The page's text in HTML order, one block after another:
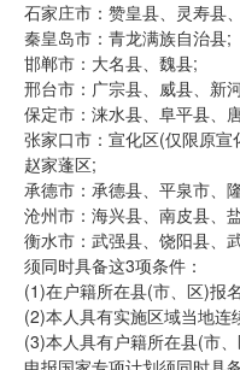
石家庄市：赞皇县、灵寿县
秦皇岛市：青龙满族自治县;
邯郸市：大名县、魏县;
邢台市：广宗县、威县、新
保定市：涞水县、阜平县、
张家口市：宣化区(仅限原
赵家蓬区;
承德市：承德县、平泉市、
沧州市：海兴县、南皮县、
衡水市：武强县、饶阳县、
须同时具备这3项条件：
(1)在户籍所在县(市、区)报
(2)本人具有实施区域当地
(3)本人具有户籍所在县(市